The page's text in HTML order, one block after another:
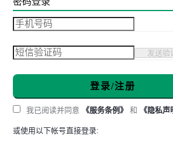
发送验
登录/注册
我已阅读并同意 《服务条例》 和 《隐私声
或使用以下帐号直接登录: